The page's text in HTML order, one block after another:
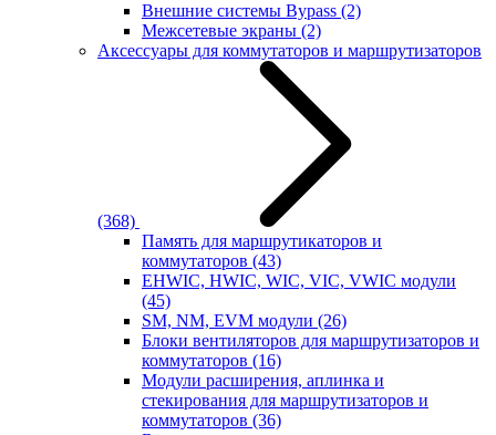
Внешние системы Bypass (2)
Межсетевые экраны (2)
Аксессуары для коммутаторов и маршрутизаторов
(368)
Память для маршрутикаторов и
коммутаторов (43)
EHWIC, HWIC, WIC, VIC, VWIC модули
(45)
SM, NM, EVM модули (26)
Блоки вентиляторов для маршрутизаторов и
коммутаторов (16)
Модули расширения, аплинка и
стекирования для маршрутизаторов и
коммутаторов (36)